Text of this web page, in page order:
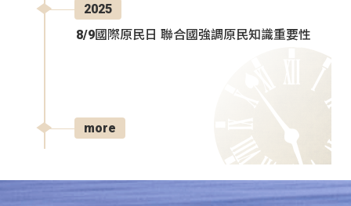
2025
8/9國際原民日 聯合國強調原民知識重要性
more